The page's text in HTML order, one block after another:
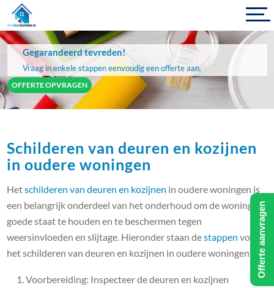
Gegarandeerd tevreden!
Vraag in enkele stappen eenvoudig een offerte aan.
OFFERTE OPVRAGEN
Schilderen van deuren en kozijnen
in oudere woningen
Hetschilderen van deuren en kozijnen in oudere woningen is
een belangrijk onderdeel van het onderhoud om de woning in
goede staat te houden en te beschermen tegen
weersinvloeden en slijtage. Hieronder staan destappen voor
het schilderen van deuren en kozijnen in oudere woningen:
Voorbereiding: Inspecteer de deuren en kozijnen
Offerte aanvragen